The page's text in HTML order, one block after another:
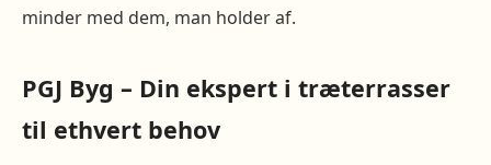
minder med dem, man holder af.
PGJ Byg – Din ekspert i træterrasser
til ethvert behov